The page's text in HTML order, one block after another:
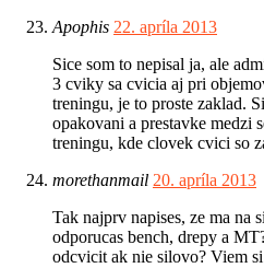
Apophis 22. apríla 2013
Sice som to nepisal ja, ale
3 cviky sa cvicia aj pri
treningu, je to proste zaklad.
opakovani a prestavke medzi
treningu, kde clovek cvici so
morethanmail 20. apríla 2013
Tak najprv napises, ze ma na
odporucas bench, drepy a
odcvicit ak nie silovo? Viem